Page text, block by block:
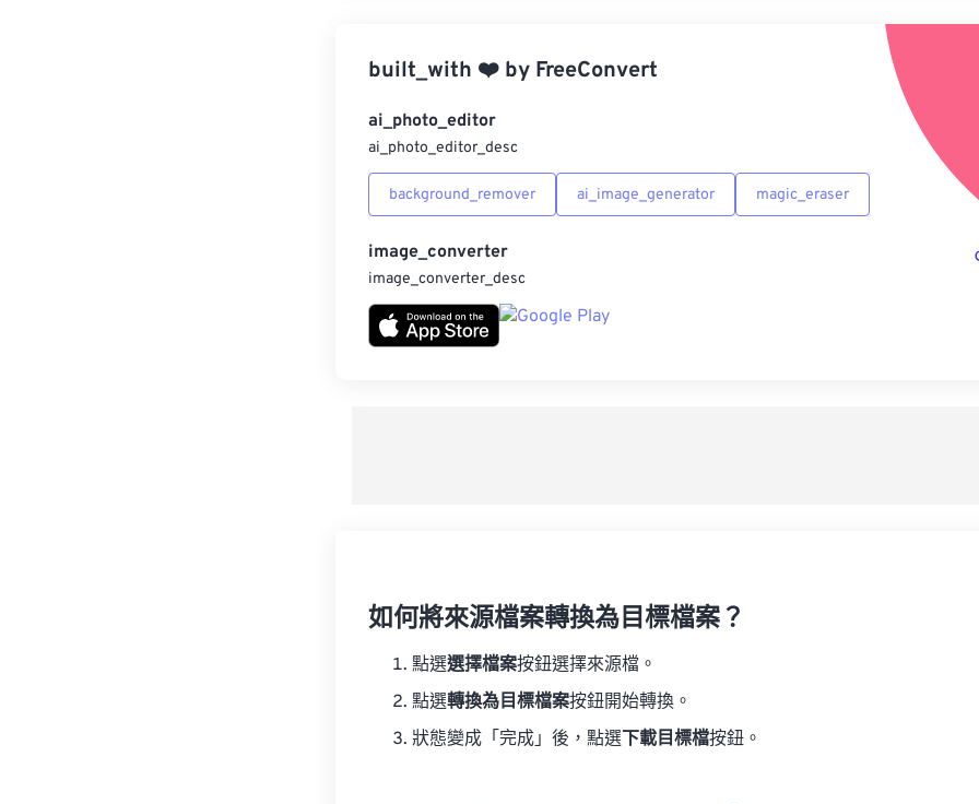
built_with ❤️ by FreeConvert
ai_photo_editor
ai_photo_editor_desc
background_remover ai_image_generator magic_eraser
image_converter
image_converter_desc
如何將來源檔案轉換為目標檔案？
點選選擇檔案按鈕選擇來源檔。
點選轉換為目標檔案按鈕開始轉換。
狀態變成「完成」後，點選 下載目標檔按鈕。